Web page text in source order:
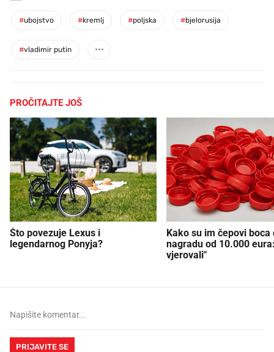
#ubojstvo #kremlj #poljska #bjelorusija
#vladimir putin
PROČITAJTE JOŠ
Što povezuje Lexus i
legendarnog Ponyja?
Kako su im čepovi boca
nagradu od 10.000
vjerovali"
PRIJAVITE SE